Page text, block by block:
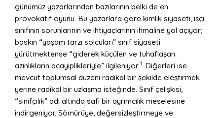
günümüz yazarlarından bazılarının belki de en
provokatif oyunu. Bu yazarlara göre kimlik siyaseti, işçi
sınıfının sorunlarının ve ihtiyaçlarının ihmaline yol açıyor;
baskın “yaşam tarzı solcuları” sınıf siyaseti
yürütmektense “giderek küçülen ve tuhaflaşan
azınlıkların acayiplikleriyle” ilgileniyor. 1 Diğerleri ise
mevcut toplumsal düzeni radikal bir şekilde eleştirmek
yerine radikal bir uzlaşma isteğinde. Sınıf çelişkisi,
“sınıfçılık” adı altında safi bir ayrımcılık meselesine
indirgeniyor. Sömürüye, değersizleştirmeye ve